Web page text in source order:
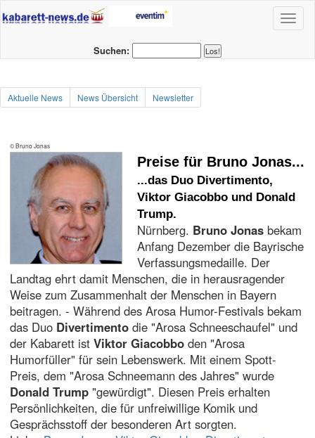
Suchen:
Aktuelle News News Übersicht Newsletter
© Bruno Jonas
Preise für Bruno Jonas...
...das Duo Divertimento,
Viktor Giacobbo und Donald
Trump.
Nürnberg. Bruno Jonas bekam
Anfang Dezember die Bayrische
Verfassungsmedaille. Der
Landtag ehrt damit Menschen, die in herausragender
Weise zum Zusammenhalt der Menschen in Bayern
beitragen. - Während des Arosa Humor-Festivals bekam
das Duo Divertimento die "Arosa Schneeschaufel" und
der Kabarett ist Viktor Giacobbo den "Arosa
Humorfüller" für sein Lebenswerk. Mit einem Spott-
Preis, dem "Arosa Schneemann des Jahres" wurde
Donald Trump "gewürdigt". Diesen Preis erhalten
Persönlichkeiten, die für unfreiwillige Komik und
Gesprächsstoff der besonderen Art sorgten.